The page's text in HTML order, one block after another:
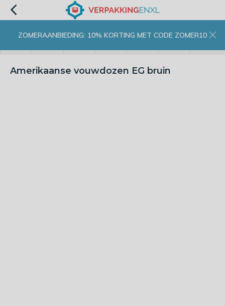
ZOMERAANBIEDING: 10% KORTING MET CODE ZOMER10
Amerikaanse vouwdozen EG bruin